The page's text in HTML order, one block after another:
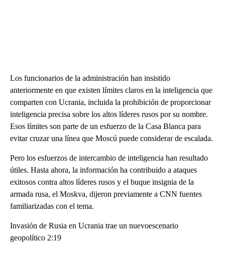
Los funcionarios de la administración han insistido
anteriormente en que existen límites claros en la inteligencia que
comparten con Ucrania, incluida la prohibición de proporcionar
inteligencia precisa sobre los altos líderes rusos por su nombre.
Esos límites son parte de un esfuerzo de la Casa Blanca para
evitar cruzar una línea que Moscú puede considerar de escalada.
Pero los esfuerzos de intercambio de inteligencia han resultado
útiles. Hasta ahora, la información ha contribuido a ataques
exitosos contra altos líderes rusos y el buque insignia de la
armada rusa, el Moskva, dijeron previamente a CNN fuentes
familiarizadas con el tema.
Invasión de Rusia en Ucrania trae un nuevoescenario
geopolítico 2:19